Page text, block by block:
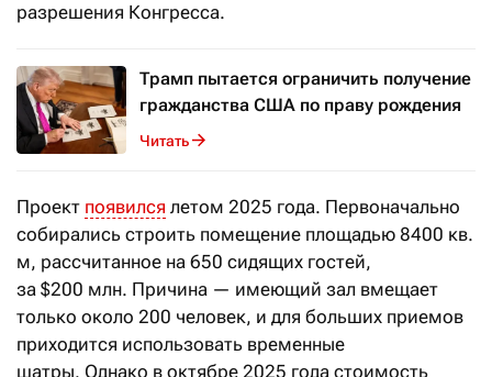
разрешения Конгресса.
Трамп пытается ограничить получение
гражданства США по праву рождения
Читать
Проект появился летом 2025 года. Первоначально
собирались строить помещение площадью 8400 кв.
м, рассчитанное на 650 сидящих гостей,
за $200 млн. Причина — имеющий зал вмещает
только около 200 человек, и для больших приемов
приходится использовать временные
шатры. Однако в октябре 2025 года стоимость